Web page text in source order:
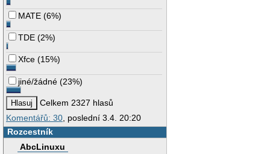
MATE (6%)
TDE (2%)
Xfce (15%)
jiné/žádné (23%)
Celkem 2327 hlasů
Komentářů: 30, poslední 3.4. 20:20
Rozcestník
AbcLinuxu